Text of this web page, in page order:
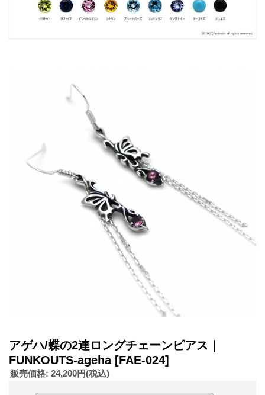
アゲハ/蝶の2連ロングチェーンピアス｜
FUNKOUTS-ageha [FAE-024]
販売価格: 24,200円(税込)